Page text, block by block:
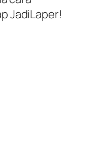
JadiLaper!